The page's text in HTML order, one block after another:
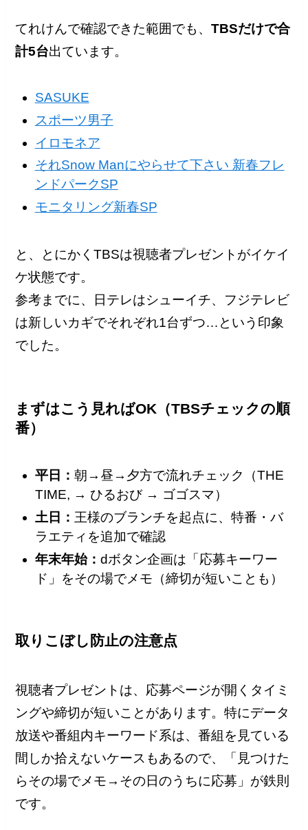
てれけんで確認できた範囲でも、TBSだけで合
計5台出ています。
SASUKE
スポーツ男子
イロモネア
それSnow Manにやらせて下さい 新春フレ
ンドパークSP
モニタリング新春SP
と、とにかくTBSは視聴者プレゼントがイケイ
ケ状態です。
参考までに、日テレはシューイチ、フジテレビ
は新しいカギでそれぞれ1台ずつ…という印象
でした。
まずはこう見ればOK（TBSチェックの順
番）
平日： 朝→昼→夕方で流れチェック（THE
TIME, → ひるおび → ゴゴスマ）
土日： 王様のブランチを起点に、特番・バ
ラエティを追加で確認
年末年始： dボタン企画は「応募キーワー
ド」をその場でメモ（締切が短いことも）
取りこぼし防止の注意点
視聴者プレゼントは、応募ページが開くタイミ
ングや締切が短いことがあります。特にデータ
放送や番組内キーワード系は、番組を見ている
間しか拾えないケースもあるので、「見つけた
らその場でメモ→その日のうちに応募」が鉄則
です。